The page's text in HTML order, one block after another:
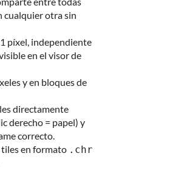
cualquier otra sin
píxel, independiente
en el visor de
y en bloques de
directamente
derecho = papel) y
correcto.
tiles en formato .chr